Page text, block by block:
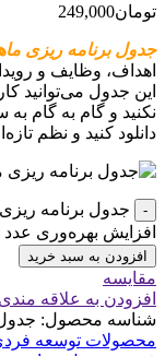
تومان249,000
جدول برنامه ریزی
اهداف، وظایف و
این جدول می‌توانید
نکنید و گام به گام
دانلود کنید و نظم
-
افزایش بهره‌وری عدد
افزودن به سبد خرید
مقایسه
افزودن به علاقه
شناسه محصول:
محصولات توسعه